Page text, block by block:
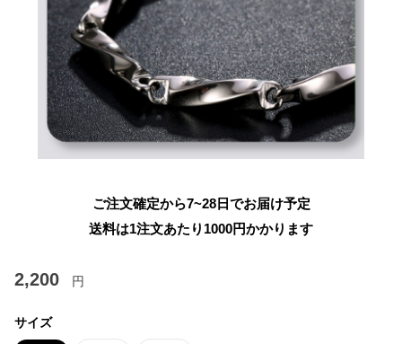
ご注文確定から7~28日でお届け予定
送料は1注文あたり 1000円かかります
2,200 円
サイズ